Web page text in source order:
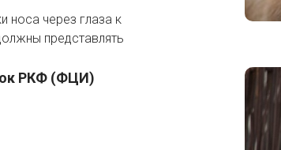
носа через глаза к
представлять
РКФ (ФЦИ)